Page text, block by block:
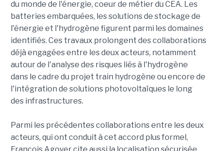
du monde de l'énergie, coeur de métier du CEA. Les
batteries embarquées, les solutions de stockage de
l'énergie et l'hydrogène figurent parmi les domaines
identifiés. Ces travaux prolongent des collaborations
déjà engagées entre les deux acteurs, notamment
autour de l'analyse des risques liés à l'hydrogène
dans le cadre du projet train hydrogène ou encore de
l'intégration de solutions photovoltaïques le long
des infrastructures.
Parmi les précédentes collaborations entre les deux
acteurs, qui ont conduit à cet accord plus formel,